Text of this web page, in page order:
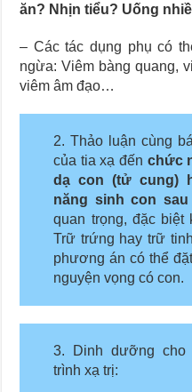
ăn? Nhịn tiểu? Uống
– Các tác dụng phụ có
ngừa: Viêm bàng quang,
viêm âm đạo…
2. Thảo luận cùng
của tia xạ đến chức
dạ con (tử cung)
năng sinh con
quan trọng, đặc
Trữ trứng hay trữ
phương án có thể
nguyện vọng có con.
3. Dinh dưỡng cho
trình xạ trị: